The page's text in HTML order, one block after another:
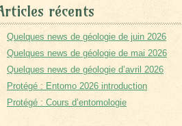
récents
Quelques news de géologie de juin 2026
Quelques news de géologie de mai 2026
Quelques news de géologie d’avril 2026
Protégé : Entomo 2026 introduction
Protégé : Cours d’entomologie